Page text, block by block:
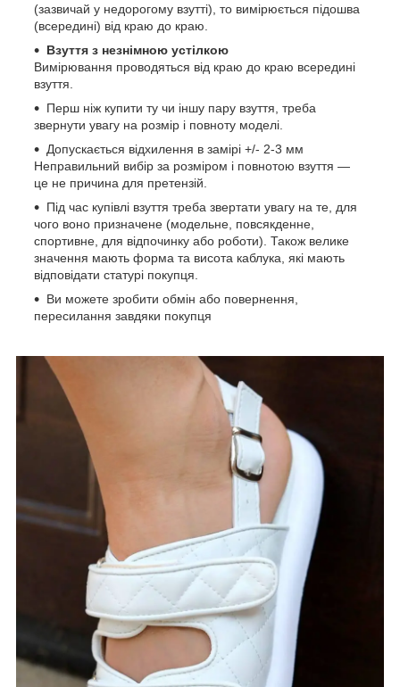
(зазвичай у недорогому взутті), то вимірюється підошва
(всередині) від краю до краю.
Взуття з незнімною устілкою
Вимірювання проводяться від краю до краю всередині
взуття.
Перш ніж купити ту чи іншу пару взуття, треба
звернути увагу на розмір і повноту моделі.
Допускається відхилення в замірі +/- 2-3 мм
Неправильний вибір за розміром і повнотою взуття —
це не причина для претензій.
Під час купівлі взуття треба звертати увагу на те, для
чого воно призначене (модельне, повсякденне,
спортивне, для відпочинку або роботи). Також велике
значення мають форма та висота каблука, які мають
відповідати статурі покупця.
Ви можете зробити обмін або повернення,
пересилання завдяки покупця